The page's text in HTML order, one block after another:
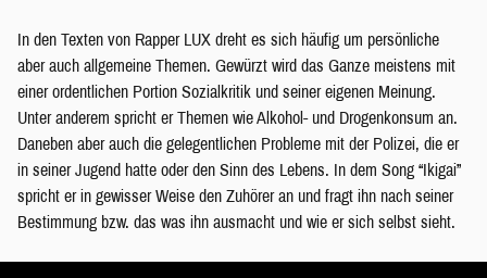
In den Texten von Rapper LUX dreht es sich häufig um persönliche
aber auch allgemeine Themen. Gewürzt wird das Ganze meistens mit
einer ordentlichen Portion Sozialkritik und seiner eigenen Meinung.
Unter anderem spricht er Themen wie Alkohol- und Drogenkonsum an.
Daneben aber auch die gelegentlichen Probleme mit der Polizei, die er
in seiner Jugend hatte oder den Sinn des Lebens. In dem Song “Ikigai”
spricht er in gewisser Weise den Zuhörer an und fragt ihn nach seiner
Bestimmung bzw. das was ihn ausmacht und wie er sich selbst sieht.